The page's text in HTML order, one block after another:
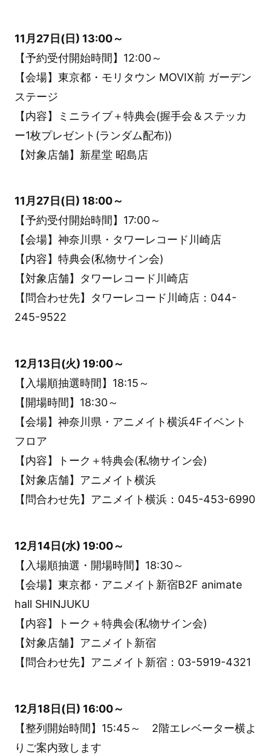
11月27日(日) 13:00～
【予約受付開始時間】12:00～
【会場】東京都・モリタウン MOVIX前 ガーデン
ステージ
【内容】ミニライブ＋特典会(握手会＆ステッカ
ー1枚プレゼント(ランダム配布))
【対象店舗】新星堂 昭島店
11月27日(日) 18:00～
【予約受付開始時間】17:00～
【会場】神奈川県・タワーレコード川崎店
【内容】特典会(私物サイン会)
【対象店舗】タワーレコード川崎店
【問合わせ先】タワーレコード川崎店：044-
245-9522
12月13日(火) 19:00～
【入場順抽選時間】18:15～
【開場時間】18:30～
【会場】神奈川県・アニメイト横浜4Fイベント
フロア
【内容】トーク＋特典会(私物サイン会)
【対象店舗】アニメイト横浜
【問合わせ先】アニメイト横浜：045-453-6990
12月14日(水) 19:00～
【入場順抽選・開場時間】18:30～
【会場】東京都・アニメイト新宿B2F animate
hall SHINJUKU
【内容】トーク＋特典会(私物サイン会)
【対象店舗】アニメイト新宿
【問合わせ先】アニメイト新宿：03-5919-4321
12月18日(日) 16:00～
【整列開始時間】15:45～ 2階エレベーター横よ
りご案内致します